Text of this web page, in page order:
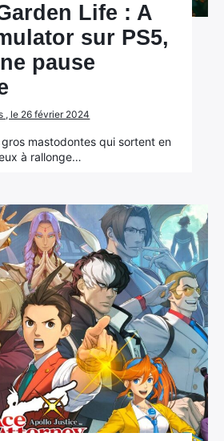
Life : A
sur PS5,
pause
, le 26 février 2024
mastodontes qui sortent en
à rallonge…